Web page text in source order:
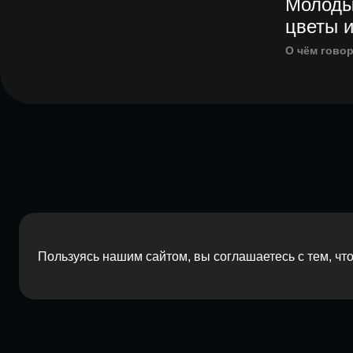
цветы
О чём
Пользуясь нашим сайтом, вы соглашаетесь с тем,